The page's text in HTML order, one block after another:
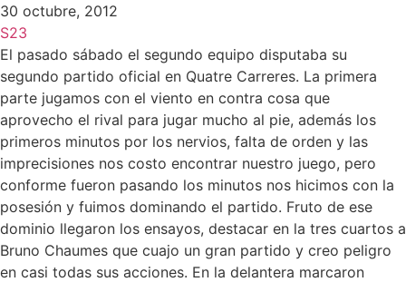
30 octubre, 2012
S23
El pasado sábado el segundo equipo disputaba su
segundo partido oficial en Quatre Carreres. La primera
parte jugamos con el viento en contra cosa que
aprovecho el rival para jugar mucho al pie, además los
primeros minutos por los nervios, falta de orden y las
imprecisiones nos costo encontrar nuestro juego, pero
conforme fueron pasando los minutos nos hicimos con la
posesión y fuimos dominando el partido. Fruto de ese
dominio llegaron los ensayos, destacar en la tres cuartos a
Bruno Chaumes que cuajo un gran partido y creo peligro
en casi todas sus acciones. En la delantera marcaron